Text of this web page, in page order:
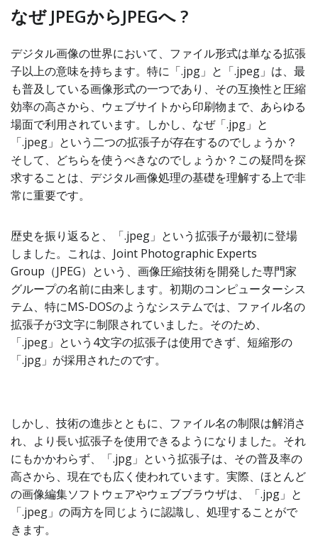
なぜ JPEGからJPEGへ ?
デジタル画像の世界において、ファイル形式は単なる拡張
子以上の意味を持ちます。特に「.jpg」と「.jpeg」は、最
も普及している画像形式の一つであり、その互換性と圧縮
効率の高さから、ウェブサイトから印刷物まで、あらゆる
場面で利用されています。しかし、なぜ「.jpg」と
「.jpeg」という二つの拡張子が存在するのでしょうか？
そして、どちらを使うべきなのでしょうか？この疑問を探
求することは、デジタル画像処理の基礎を理解する上で非
常に重要です。
歴史を振り返ると、「.jpeg」という拡張子が最初に登場
しました。これは、Joint Photographic Experts
Group（JPEG）という、画像圧縮技術を開発した専門家
グループの名前に由来します。初期のコンピューターシス
テム、特にMS-DOSのようなシステムでは、ファイル名の
拡張子が3文字に制限されていました。そのため、
「.jpeg」という4文字の拡張子は使用できず、短縮形の
「.jpg」が採用されたのです。
しかし、技術の進歩とともに、ファイル名の制限は解消さ
れ、より長い拡張子を使用できるようになりました。それ
にもかかわらず、「.jpg」という拡張子は、その普及率の
高さから、現在でも広く使われています。実際、ほとんど
の画像編集ソフトウェアやウェブブラウザは、「.jpg」と
「.jpeg」の両方を同じように認識し、処理することがで
きます。